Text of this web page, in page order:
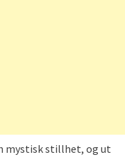
mystisk stillhet, og ut